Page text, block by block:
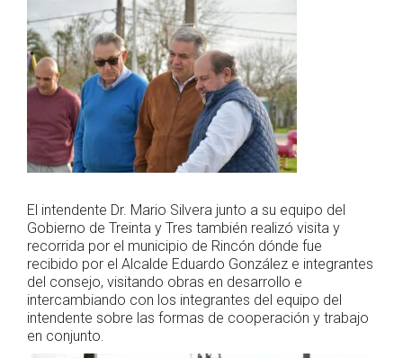
El intendente Dr. Mario Silvera junto a su equipo del
Gobierno de Treinta y Tres también realizó visita y
recorrida por el municipio de Rincón dónde fue
recibido por el Alcalde Eduardo González e integrantes
del consejo, visitando obras en desarrollo e
intercambiando con los integrantes del equipo del
intendente sobre las formas de cooperación y trabajo
en conjunto.